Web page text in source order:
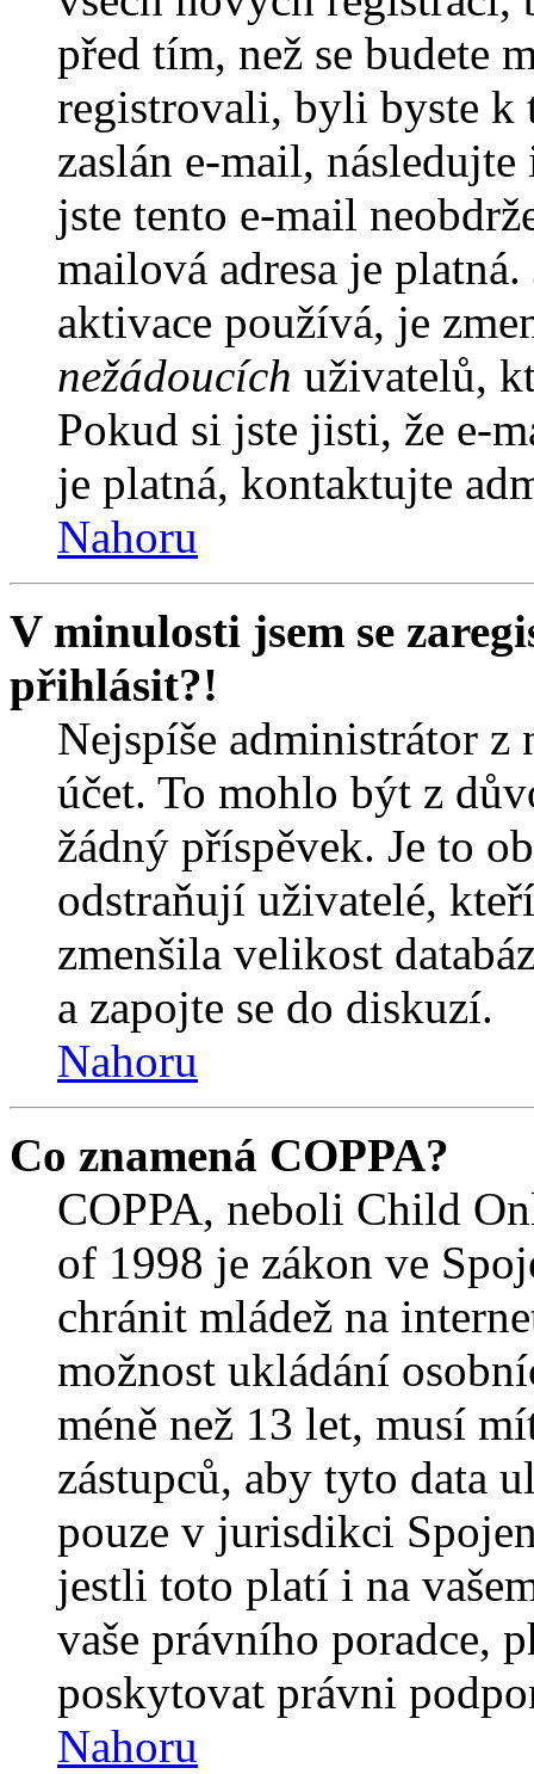
před tím, než se budete
registrovali, byli byste k
zaslán e-mail,
jste tento e-mail
mailová adresa je
aktivace používá, je
nežádoucích uživatelů,
Pokud si jste jisti, že e-
je platná, kontaktujte
Nahoru
V minulosti jsem se
přihlásit?!
Nejspíše administrátor z
účet. To mohlo být z
žádný příspěvek. Je to
odstraňují uživatelé,
zmenšila velikost
a zapojte se do diskuzí.
Nahoru
Co znamená COPPA?
COPPA, neboli Child
of 1998 je zákon ve
chránit mládež na
možnost ukládání
méně než 13 let, musí
zástupců, aby tyto data
pouze v jurisdikci
jestli toto platí i na
vaše právního poradce,
poskytovat právni
Nahoru